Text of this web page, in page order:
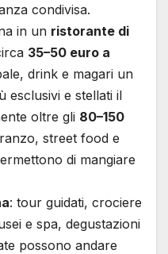
condivisa.
in un ristorante di
35–50 euro a
drink e magari un
esclusivi e stellati il
oltre gli 80–150
street food e
di mangiare
: tour guidati, crociere
e spa, degustazioni
possono andare